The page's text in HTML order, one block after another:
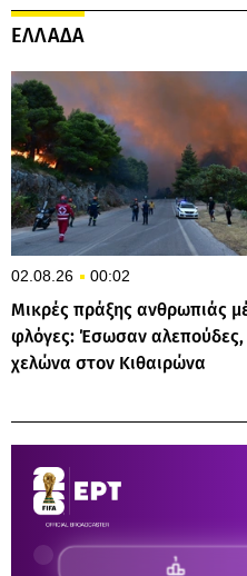
ΕΛΛΑΔΑ
02.08.26 00:02
Μικρές πράξης ανθρωπιάς
φλόγες: Έσωσαν αλεπούδες,
χελώνα στον Κιθαιρώνα